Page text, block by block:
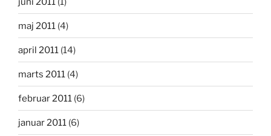
maj 2011 (4)
april 2011 (14)
marts 2011 (4)
februar 2011 (6)
januar 2011 (6)